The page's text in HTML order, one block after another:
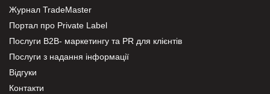
Журнал TradeMaster
Портал про Private Label
Послуги В2В- маркетингу та PR для клієнтів
Послуги з надання інформації
Відгуки
Контакти